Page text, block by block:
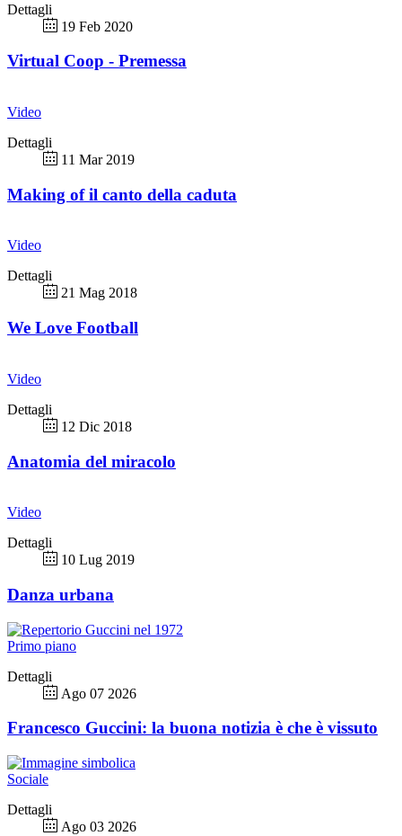
Dettagli
19 Feb 2020
Virtual Coop - Premessa
Video
Dettagli
11 Mar 2019
Making of il canto della caduta
Video
Dettagli
21 Mag 2018
We Love Football
Video
Dettagli
12 Dic 2018
Anatomia del miracolo
Video
Dettagli
10 Lug 2019
Danza urbana
Primo piano
Dettagli
Ago 07 2026
Francesco Guccini: la buona notizia è che è vissuto
Sociale
Dettagli
Ago 03 2026